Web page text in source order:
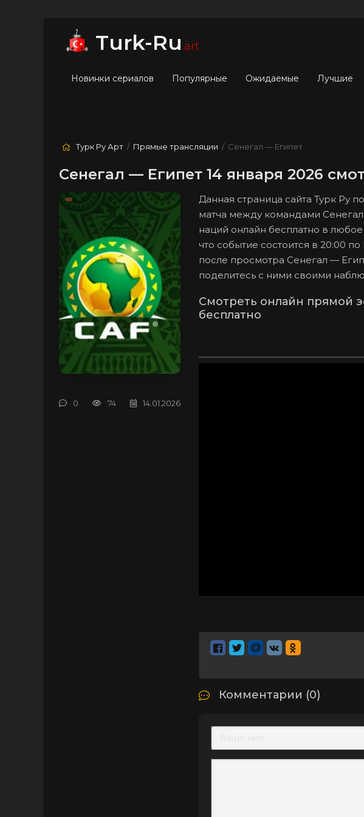
Turk-Ru.art
Новинки сериалов Популярные Ожидаемые Лучшие
Турк Ру Арт / Прямые трансляции / Сенегал — Египет
Сенегал — Египет 14 января 2026
14.01.2026
74
0
Данная страница сайта Турк Ру
матча между командами
наций онлайн бесплатно в
что событие состоится в 20:00
после просмотра Сенегал —
поделитесь с ними своими
Смотреть онлайн прямой
бесплатно
Комментарии (0)